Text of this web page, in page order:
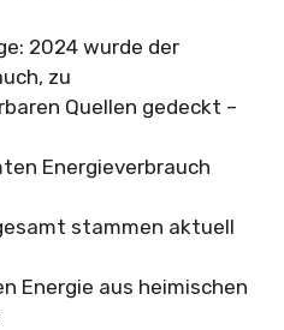
2024 wurde der
zu
Quellen gedeckt –
Energieverbrauch
stammen aktuell
Energie aus heimischen